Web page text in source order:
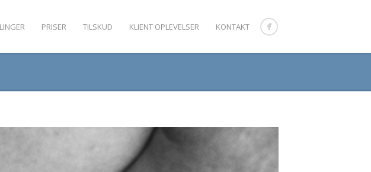
PRISER TILSKUD KLIENT OPLEVELSER KONTAKT